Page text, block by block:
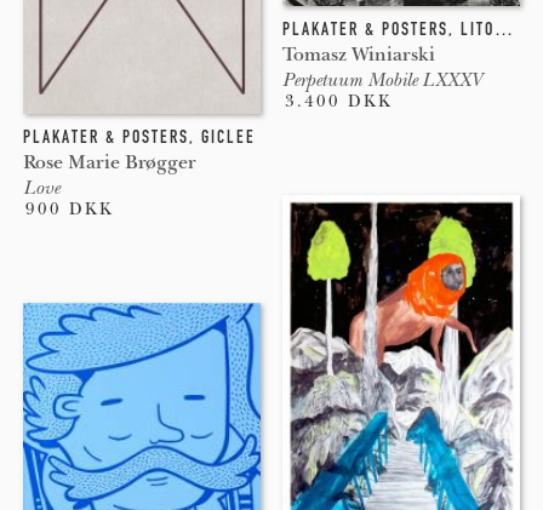
PLAKATER & POSTERS, GICLEE
Rose Marie Brøgger
Love
900 DKK
PLAKATER & POSTERS, LITOGRAFI
Tomasz Winiarski
Perpetuum Mobile LXXXV
3.400 DKK